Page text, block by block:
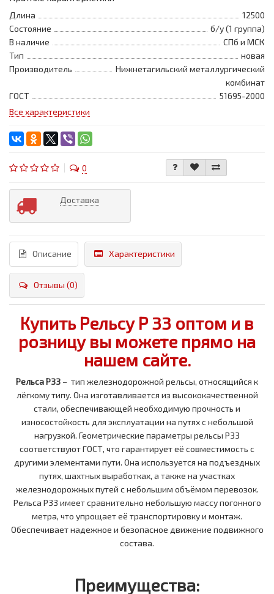
Длина
12500
Состояние
б/у (1 группа)
В наличие
СПб и МСК
Тип
новая
Производитель
Нижнетагильский металлургический
комбинат
ГОСТ
51695-2000
Все характеристики
0
Доставка
Описание Характеристики
Отзывы (0)
Купить Рельсу Р 33 оптом и в
розницу вы можете прямо на
нашем сайте.
Рельса Р33 – тип железнодорожной рельсы, относящийся к
лёгкому типу. Она изготавливается из высококачественной
стали, обеспечивающей необходимую прочность и
износостойкость для эксплуатации на путях с небольшой
нагрузкой. Геометрические параметры рельсы Р33
соответствуют ГОСТ, что гарантирует её совместимость с
другими элементами пути. Она используется на подъездных
путях, шахтных выработках, а также на участках
железнодорожных путей с небольшим объёмом перевозок.
Рельса Р33 имеет сравнительно небольшую массу погонного
метра, что упрощает её транспортировку и монтаж.
Обеспечивает надежное и безопасное движение подвижного
состава.
Преимущества: